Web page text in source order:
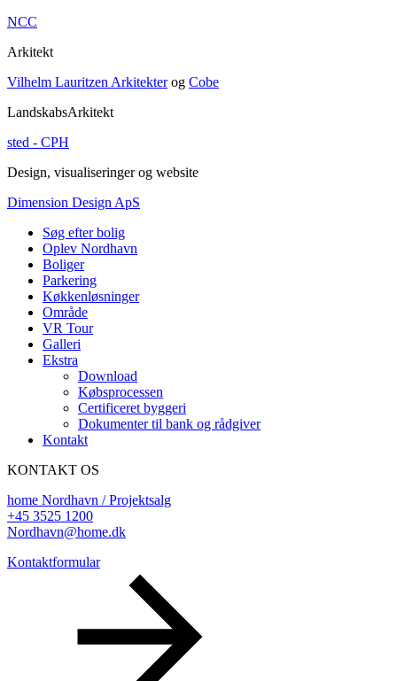
NCC
Arkitekt
Vilhelm Lauritzen Arkitekterog Cobe
LandskabsArkitekt
sted - CPH
Design, visualiseringer og website
Dimension Design ApS
Søg efter bolig
Oplev Nordhavn
Boliger
Parkering
Køkkenløsninger
Område
VR Tour
Galleri
Ekstra
Download
Købsprocessen
Certificeret byggeri
Dokumenter til bank og rådgiver
Kontakt
KONTAKT OS
home Nordhavn / Projektsalg
+45 3525 1200
Nordhavn@home.dk
Kontaktformular